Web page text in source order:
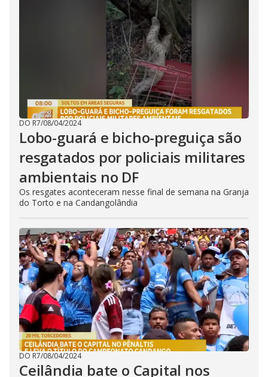
DO R7/08/04/2024
Lobo-guará e bicho-preguiça são
resgatados por policiais militares
ambientais no DF
Os resgates aconteceram nesse final de semana na Granja
do Torto e na Candangolândia
DO R7/08/04/2024
Ceilândia bate o Capital nos